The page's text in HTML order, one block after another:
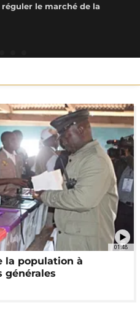
le marché de la
01:48
la population à
générales